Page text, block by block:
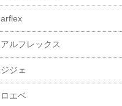
arflex
アルフレックス
ジジェ
ロエベ